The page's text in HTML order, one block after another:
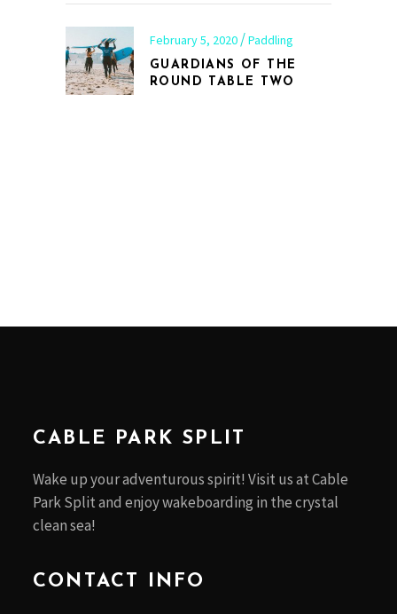
February 5, 2020 Paddling
GUARDIANS OF THE
ROUND TABLE TWO
CABLE PARK SPLIT
Wake up your adventurous spirit! Visit us at Cable
Park Split and enjoy wakeboarding in the crystal
clean sea!
CONTACT INFO